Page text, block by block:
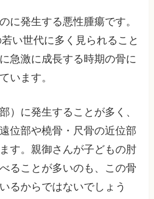
に発生する悪性腫瘍です。
い世代に多く見られること
急激に成長する時期の骨に
います。
）に発生することが多く、
位部や橈骨・尺骨の近位部
す。親御さんが子どもの肘
ることが多いのも、この骨
るからではないでしょう